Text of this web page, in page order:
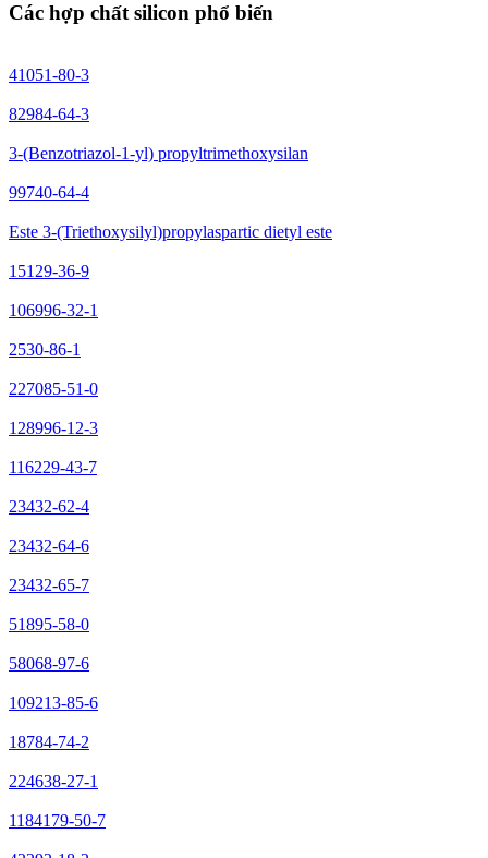
Các hợp chất silicon phổ biến
41051-80-3
82984-64-3
3-(Benzotriazol-1-yl) propyltrimethoxysilan
99740-64-4
Este 3-(Triethoxysilyl)propylaspartic dietyl este
15129-36-9
106996-32-1
2530-86-1
227085-51-0
128996-12-3
116229-43-7
23432-62-4
23432-64-6
23432-65-7
51895-58-0
58068-97-6
109213-85-6
18784-74-2
224638-27-1
1184179-50-7